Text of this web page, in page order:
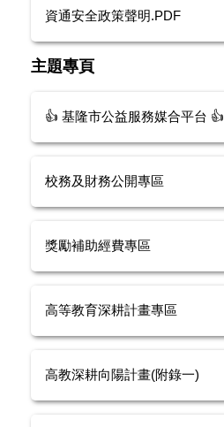
資通安全政策聲明.PDF
主題專頁
👍 基隆市公益服務媒合平台 👍
校務及財務公開專區
獎勵補助經費專區
高等教育深耕計畫專區
高教深耕向陽計畫(附錄一)